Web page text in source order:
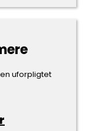
uforpligtet